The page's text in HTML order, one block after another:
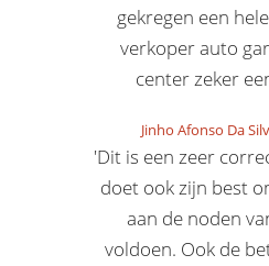
gekregen een
verkoper auto
center zeker
Jinho Afonso Da
'Dit is een zeer
doet ook zijn best
aan de noden
voldoen. Ook de